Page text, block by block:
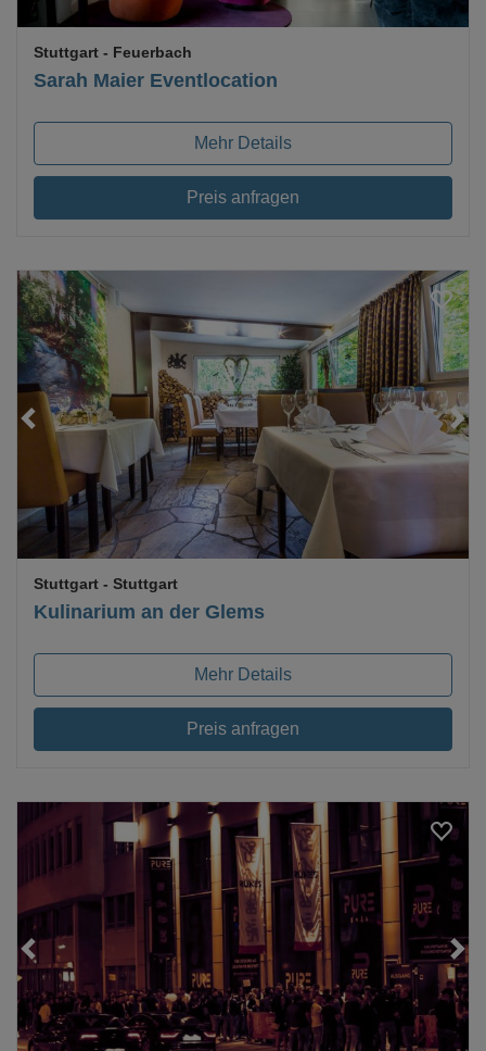
Sarah Maier Eventlocation
Stuttgart - Feuerbach
Mehr Details
Preis anfragen
Loading...
Kulinarium an der Glems
Stuttgart - Stuttgart
Mehr Details
Preis anfragen
Loading...